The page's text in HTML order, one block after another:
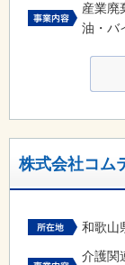
産業廃
油・バ
株式会社コム
和歌山
介護関